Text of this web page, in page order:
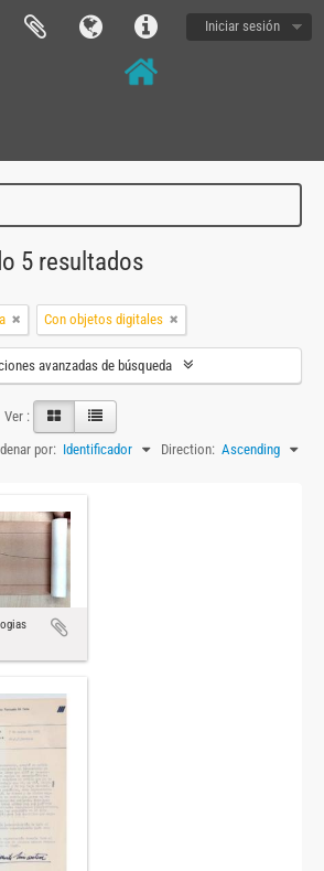
Iniciar sesión
5 resultados
Con objetos digitales
avanzadas de búsqueda
Ver :
por: Identificador Direction: Ascending